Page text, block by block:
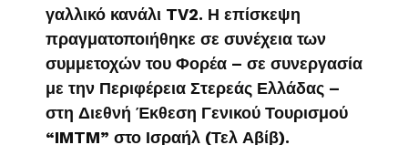
γαλλικό κανάλι TV2. Η επίσκεψη
πραγματοποιήθηκε σε συνέχεια των
συμμετοχών του Φορέα – σε συνεργασία
με την Περιφέρεια Στερεάς Ελλάδας –
στη Διεθνή Έκθεση Γενικού Τουρισμού
“IMTM” στο Ισραήλ (Τελ Αβίβ).